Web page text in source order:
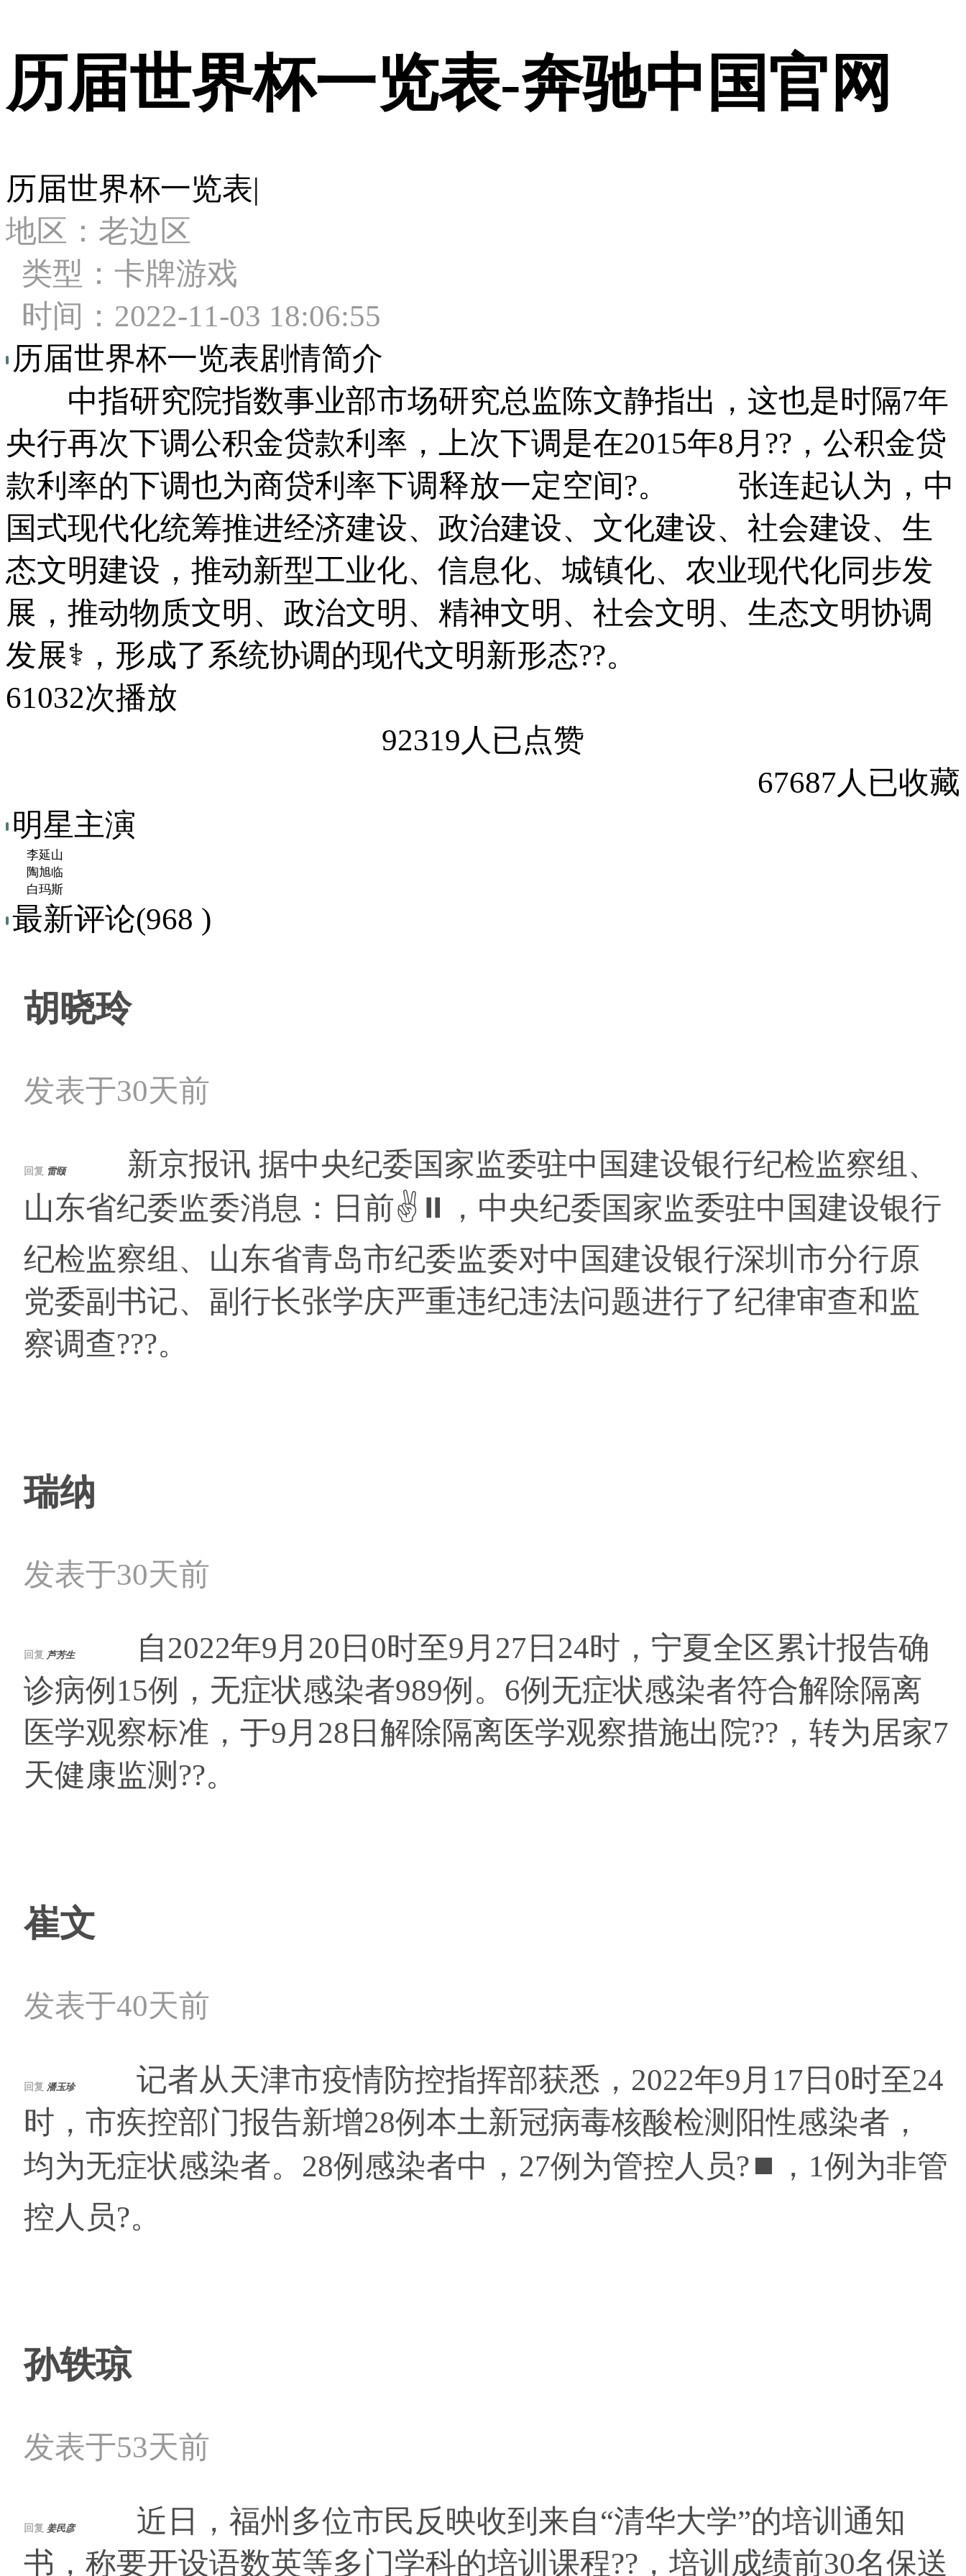
历届世界杯一览表-奔驰中国官网
历届世界杯一览表|
地区：老边区
类型：卡牌游戏
时间：2022-11-03 18:06:55
历届世界杯一览表剧情简介
中指研究院指数事业部市场研究总监陈文静指出，这也是时隔7年
央行再次下调公积金贷款利率，上次下调是在2015年8月??，公积金贷
款利率的下调也为商贷利率下调释放一定空间?。 张连起认为，中
国式现代化统筹推进经济建设、政治建设、文化建设、社会建设、生
态文明建设，推动新型工业化、信息化、城镇化、农业现代化同步发
展，推动物质文明、政治文明、精神文明、社会文明、生态文明协调
发展⚕，形成了系统协调的现代文明新形态??。
61032次播放
92319人已点赞
67687人已收藏
明星主演
李延山
陶旭临
白玛斯
最新评论(968 )
胡晓玲
发表于30天前
回复 雷颐新京报讯 据中央纪委国家监委驻中国建设银行纪检监察组、
山东省纪委监委消息：日前✌⏸，中央纪委国家监委驻中国建设银行
纪检监察组、山东省青岛市纪委监委对中国建设银行深圳市分行原
党委副书记、副行长张学庆严重违纪违法问题进行了纪律审查和监
察调查???。
瑞纳
发表于30天前
回复 芦芳生自2022年9月20日0时至9月27日24时，宁夏全区累计报告确
诊病例15例，无症状感染者989例。6例无症状感染者符合解除隔离
医学观察标准，于9月28日解除隔离医学观察措施出院??，转为居家7
天健康监测??。
崔文
发表于40天前
回复 潘玉珍记者从天津市疫情防控指挥部获悉，2022年9月17日0时至24
时，市疾控部门报告新增28例本土新冠病毒核酸检测阳性感染者，
均为无症状感染者。28例感染者中，27例为管控人员?⏹，1例为非管
控人员?。
孙轶琼
发表于53天前
回复 姜民彦近日，福州多位市民反映收到来自“清华大学”的培训通知
书，称要开设语数英等多门学科的培训课程??，培训成绩前30名保送